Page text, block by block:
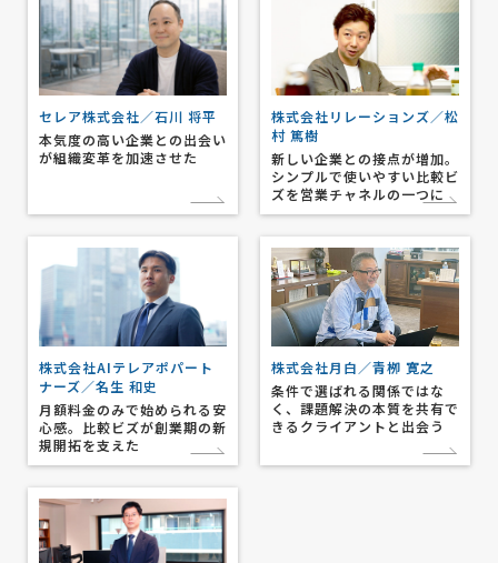
セレア株式会社／石川 将平
本気度の高い企業との出会い
が組織変革を加速させた
株式会社リレーションズ／松
村 篤樹
新しい企業との接点が増加。
シンプルで使いやすい比較ビ
ズを営業チャネルの一つに
株式会社AIテレアポパート
ナーズ／名生 和史
月額料金のみで始められる安
心感。比較ビズが創業期の新
規開拓を支えた
株式会社月白／青栁 寛之
条件で選ばれる関係ではな
く、課題解決の本質を共有で
きるクライアントと出会う